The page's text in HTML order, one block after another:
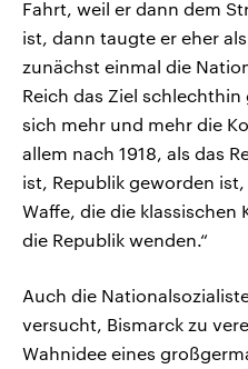
Fahrt, weil er dann dem
ist, dann taugte er eher
zunächst einmal die
Reich das Ziel
sich mehr und mehr die
allem nach 1918, als das
ist, Republik geworden
Waffe, die die klassischen
die Republik wenden.“
Auch die
versucht, Bismarck zu
Wahnidee eines